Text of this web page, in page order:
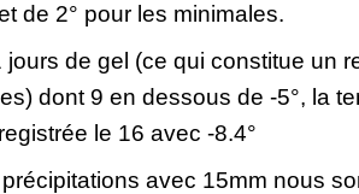
de 2° pour les minimales.
jours de gel (ce qui constitue un
dont 9 en dessous de -5°, la
le 16 avec -8.4°
précipitations avec 15mm nous